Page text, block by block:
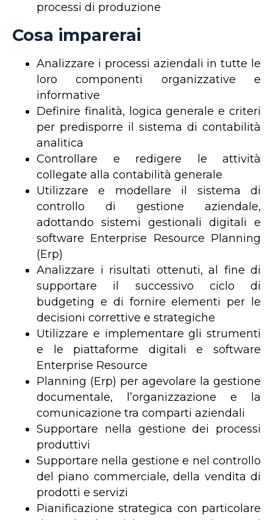
processi di produzione
Cosa imparerai
Analizzare i processi aziendali in tutte le
loro componenti organizzative e
informative
Definire finalità, logica generale e criteri
per predisporre il sistema di contabilità
analitica
Controllare e redigere le attività
collegate alla contabilità generale
Utilizzare e modellare il sistema di
controllo di gestione aziendale,
adottando sistemi gestionali digitali e
software Enterprise Resource Planning
(Erp)
Analizzare i risultati ottenuti, al fine di
supportare il successivo ciclo di
budgeting e di fornire elementi per le
decisioni correttive e strategiche
Utilizzare e implementare gli strumenti
e le piattaforme digitali e software
Enterprise Resource
Planning (Erp) per agevolare la gestione
documentale, l’organizzazione e la
comunicazione tra comparti aziendali
Supportare nella gestione dei processi
produttivi
Supportare nella gestione e nel controllo
del piano commerciale, della vendita di
prodotti e servizi
Pianificazione strategica con particolare